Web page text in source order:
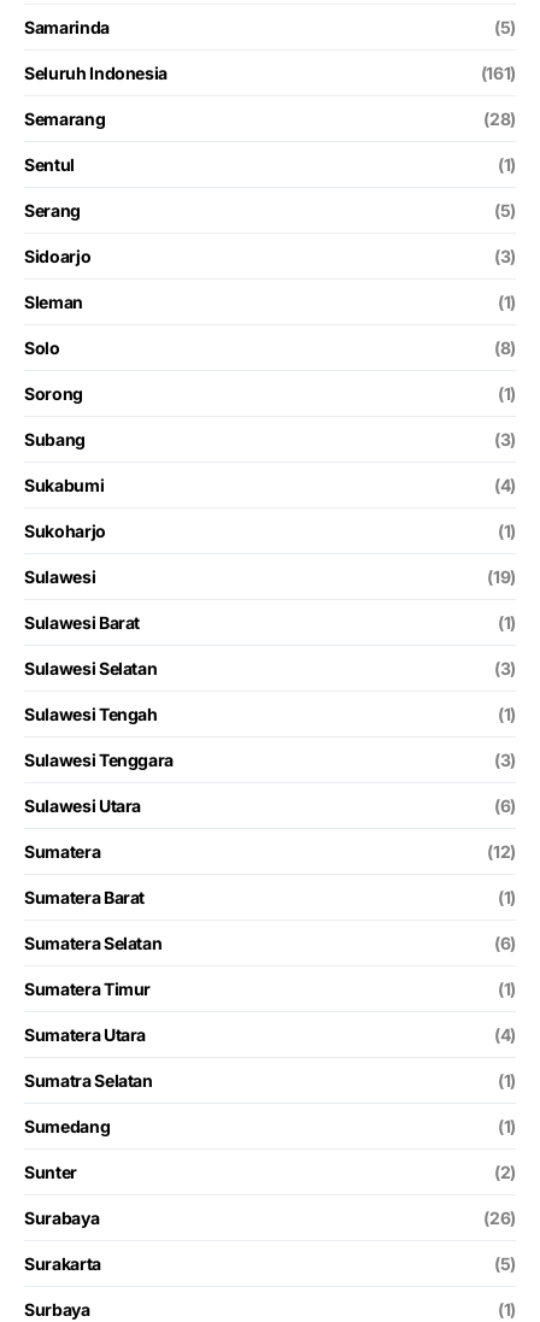
Samarinda (5)
Seluruh Indonesia (161)
Semarang (28)
Sentul (1)
Serang (5)
Sidoarjo (3)
Sleman (1)
Solo (8)
Sorong (1)
Subang (3)
Sukabumi (4)
Sukoharjo (1)
Sulawesi (19)
Sulawesi Barat (1)
Sulawesi Selatan (3)
Sulawesi Tengah (1)
Sulawesi Tenggara (3)
Sulawesi Utara (6)
Sumatera (12)
Sumatera Barat (1)
Sumatera Selatan (6)
Sumatera Timur (1)
Sumatera Utara (4)
Sumatra Selatan (1)
Sumedang (1)
Sunter (2)
Surabaya (26)
Surakarta (5)
Surbaya (1)